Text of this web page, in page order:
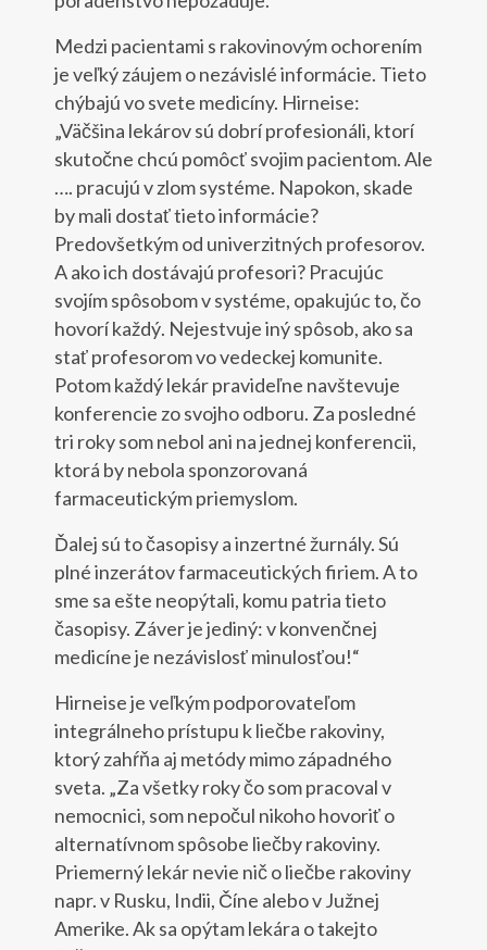
Medzi pacientami s rakovinovým ochorením
je veľký záujem o nezávislé informácie. Tieto
chýbajú vo svete medicíny. Hirneise:
„Väčšina lekárov sú dobrí profesionáli, ktorí
skutočne chcú pomôcť svojim pacientom. Ale
…. pracujú v zlom systéme. Napokon, skade
by mali dostať tieto informácie?
Predovšetkým od univerzitných profesorov.
A ako ich dostávajú profesori? Pracujúc
svojím spôsobom v systéme, opakujúc to, čo
hovorí každý. Nejestvuje iný spôsob, ako sa
stať profesorom vo vedeckej komunite.
Potom každý lekár pravideľne navštevuje
konferencie zo svojho odboru. Za posledné
tri roky som nebol ani na jednej konferencii,
ktorá by nebola sponzorovaná
farmaceutickým priemyslom.
Ďalej sú to časopisy a inzertné žurnály. Sú
plné inzerátov farmaceutických firiem. A to
sme sa ešte neopýtali, komu patria tieto
časopisy. Záver je jediný: v konvenčnej
medicíne je nezávislosť minulosťou!“
Hirneise je veľkým podporovateľom
integrálneho prístupu k liečbe rakoviny,
ktorý zahŕňa aj metódy mimo západného
sveta. „Za všetky roky čo som pracoval v
nemocnici, som nepočul nikoho hovoriť o
alternatívnom spôsobe liečby rakoviny.
Priemerný lekár nevie nič o liečbe rakoviny
napr. v Rusku, Indii, Číne alebo v Južnej
Amerike. Ak sa opýtam lekára o takejto